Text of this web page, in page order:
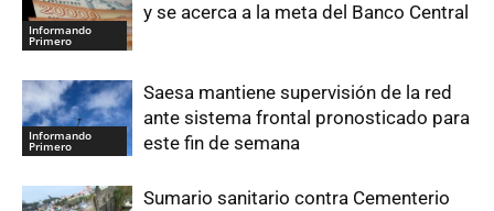
Informando
Primero
y se acerca a la meta del Banco Central
Informando
Primero
Saesa mantiene supervisión de la red
ante sistema frontal pronosticado para
este fin de semana
Sumario sanitario contra Cementerio